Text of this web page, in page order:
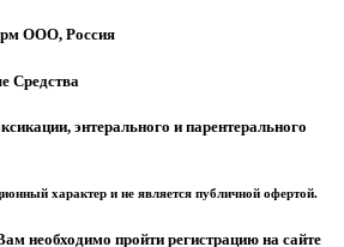
ООО, Россия
Средства
энтерального и парентерального
характер и не является публичной офертой.
необходимо пройти регистрацию на сайте